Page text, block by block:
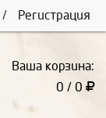
/ Регистрация
Ваша корзина:
0 / 0